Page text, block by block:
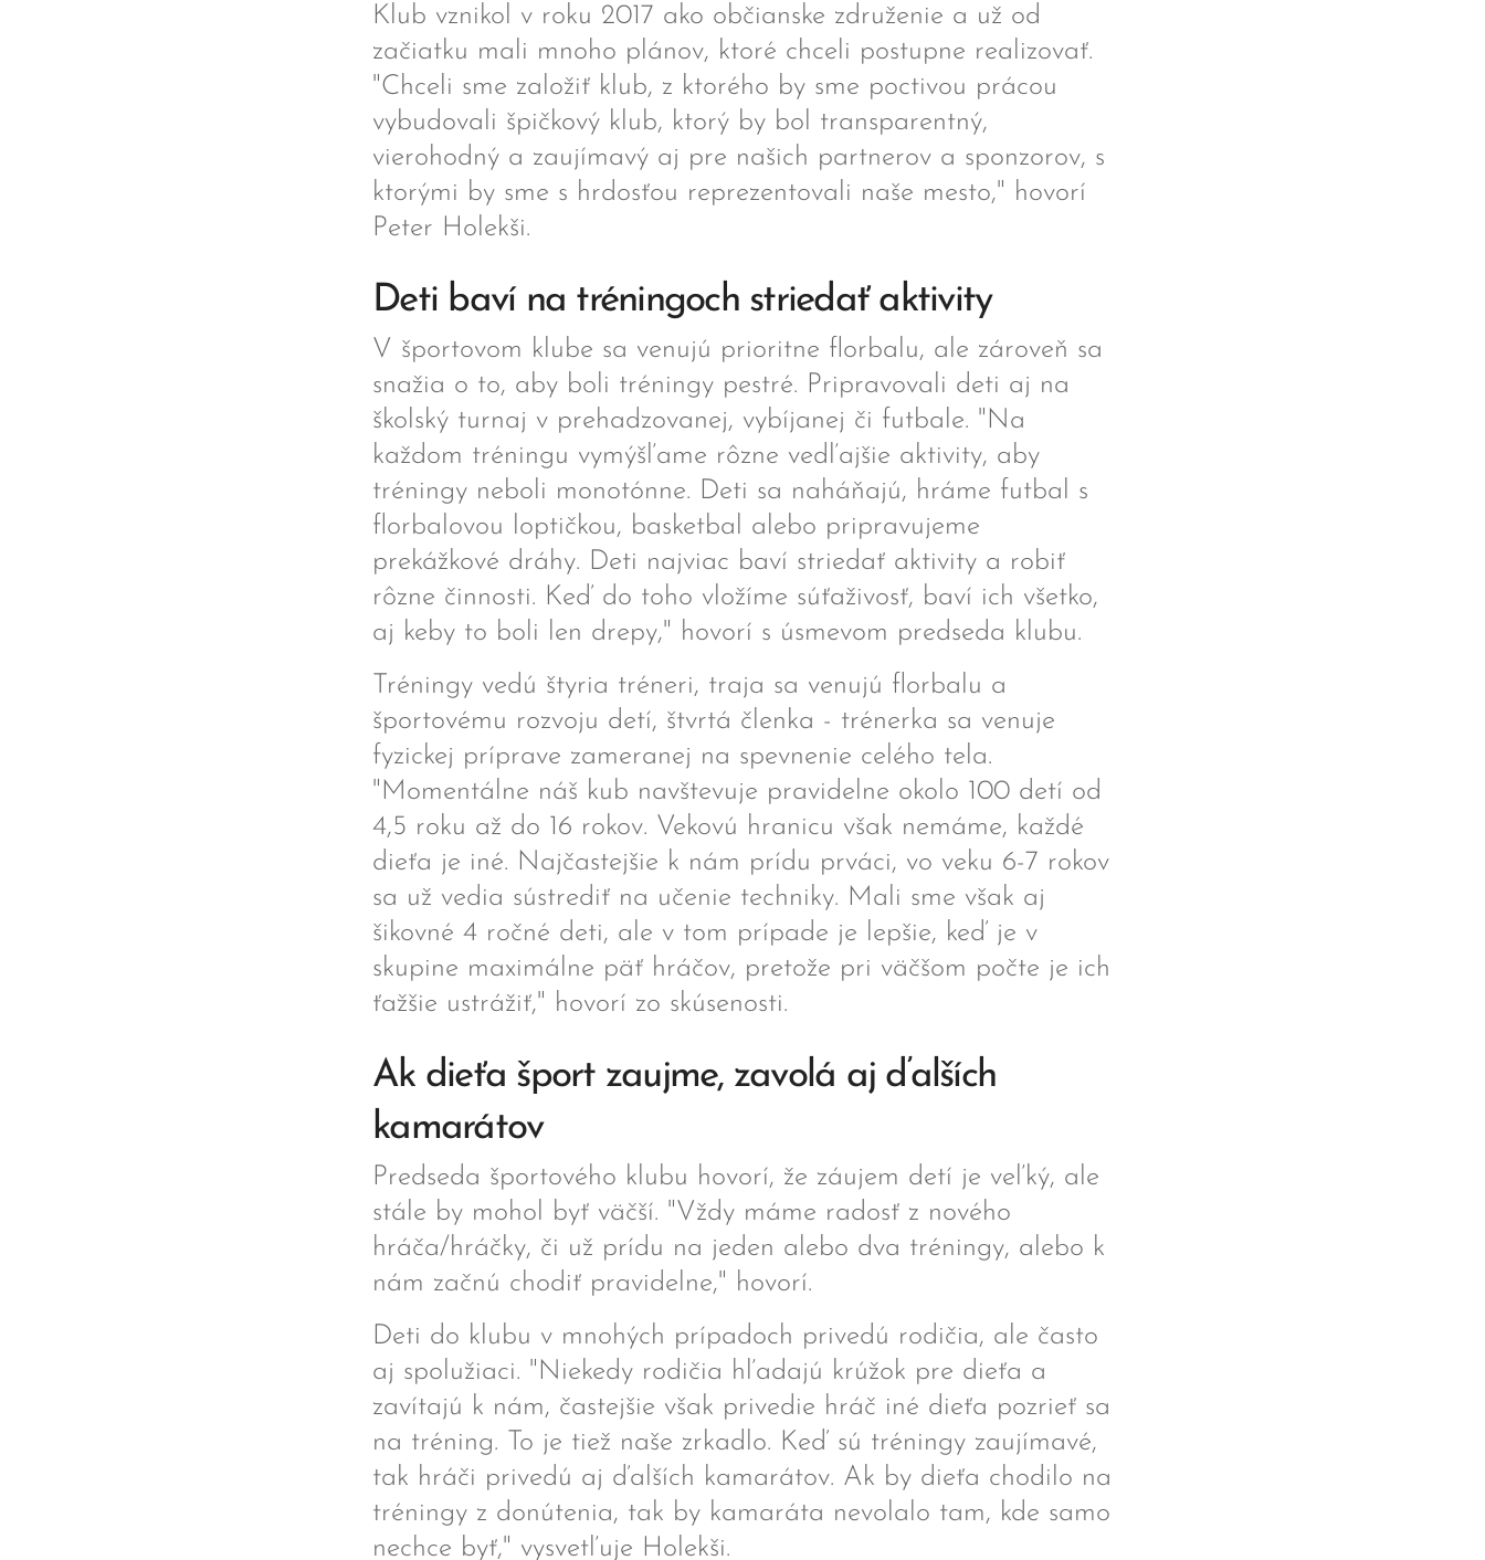
Klub vznikol v roku 2017 ako občianske združenie a už od
začiatku mali mnoho plánov, ktoré chceli postupne realizovať.
"Chceli sme založiť klub, z ktorého by sme poctivou prácou
vybudovali špičkový klub, ktorý by bol transparentný,
vierohodný a zaujímavý aj pre našich partnerov a sponzorov, s
ktorými by sme s hrdosťou reprezentovali naše mesto," hovorí
Peter Holekši.
Deti baví na tréningoch striedať aktivity
V športovom klube sa venujú prioritne florbalu, ale zároveň sa
snažia o to, aby boli tréningy pestré. Pripravovali deti aj na
školský turnaj v prehadzovanej, vybíjanej či futbale. "Na
každom tréningu vymýšľame rôzne vedľajšie aktivity, aby
tréningy neboli monotónne. Deti sa naháňajú, hráme futbal s
florbalovou loptičkou, basketbal alebo pripravujeme
prekážkové dráhy. Deti najviac baví striedať aktivity a robiť
rôzne činnosti. Keď do toho vložíme súťaživosť, baví ich všetko,
aj keby to boli len drepy," hovorí s úsmevom predseda klubu.
Tréningy vedú štyria tréneri, traja sa venujú florbalu a
športovému rozvoju detí, štvrtá členka - trénerka sa venuje
fyzickej príprave zameranej na spevnenie celého tela.
"Momentálne náš kub navštevuje pravidelne okolo 100 detí od
4,5 roku až do 16 rokov. Vekovú hranicu však nemáme, každé
dieťa je iné. Najčastejšie k nám prídu prváci, vo veku 6-7 rokov
sa už vedia sústrediť na učenie techniky. Mali sme však aj
šikovné 4 ročné deti, ale v tom prípade je lepšie, keď je v
skupine maximálne päť hráčov, pretože pri väčšom počte je ich
ťažšie ustrážiť," hovorí zo skúsenosti.
Ak dieťa šport zaujme, zavolá aj ďalších
kamarátov
Predseda športového klubu hovorí, že záujem detí je veľký, ale
stále by mohol byť väčší. "Vždy máme radosť z nového
hráča/hráčky, či už prídu na jeden alebo dva tréningy, alebo k
nám začnú chodiť pravidelne," hovorí.
Deti do klubu v mnohých prípadoch privedú rodičia, ale často
aj spolužiaci. "Niekedy rodičia hľadajú krúžok pre dieťa a
zavítajú k nám, častejšie však privedie hráč iné dieťa pozrieť sa
na tréning. To je tiež naše zrkadlo. Keď sú tréningy zaujímavé,
tak hráči privedú aj ďalších kamarátov. Ak by dieťa chodilo na
tréningy z donútenia, tak by kamaráta nevolalo tam, kde samo
nechce byť," vysvetľuje Holekši.